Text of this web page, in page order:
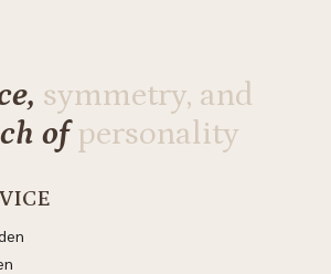
symmetry, and
ofpersonality